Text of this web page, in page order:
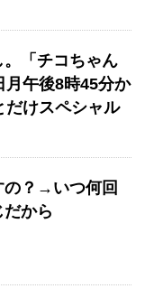
「チコちゃん
月午後8時45分か
だけスペシャル
の？→いつ何回
から